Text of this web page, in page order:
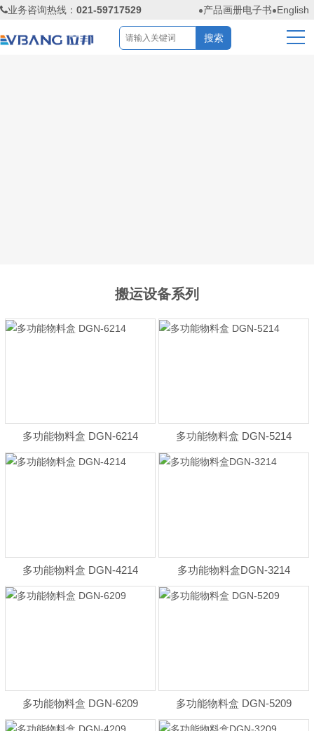
业务咨询热线： 021-59717529 产品画册电子书 English
搬运设备系列
多功能物料盒 DGN-6214 多功能物料盒 DGN-5214
多功能物料盒 DGN-4214 多功能物料盒DGN-3214
多功能物料盒 DGN-6209 多功能物料盒 DGN-5209